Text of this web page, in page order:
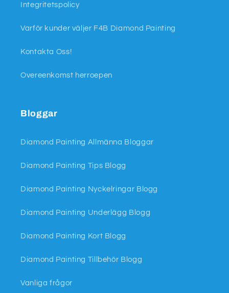
Integritetspolicy
Varför kunder väljer F4B Diamond Painting
Kontakta Oss!
Overeenkomst herroepen
Bloggar
Diamond Painting Allmänna Bloggar
Diamond Painting Tips Blogg
Diamond Painting Nyckelringar Blogg
Diamond Painting Underlägg Blogg
Diamond Painting Kort Blogg
Diamond Painting Tillbehör Blogg
Vanliga frågor